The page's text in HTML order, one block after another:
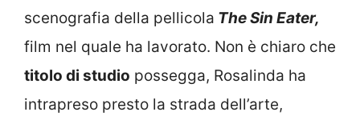
scenografia della pellicola The Sin Eater,
film nel quale ha lavorato. Non è chiaro che
titolo di studio possegga, Rosalinda ha
intrapreso presto la strada dell’arte,